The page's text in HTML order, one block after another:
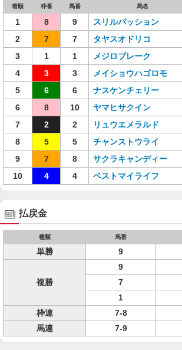
着順 枠番 馬番 馬名
1 8 9 スリルパッション
2
7 7 タヤスオドリコ
3
1 1 メジロブレーク
4
3 3 メイショウハゴロモ
5
6 6 ナスケンチェリー
6
8 10 ヤマヒサクイン
7
2 2 リュウエメラルド
8
5 5 チャンストウライ
9
7 8 サクラキャンディー
10
4 4 ベストマイライフ
払戻金
種類 馬番
単勝 9
複勝
9
7
1
枠連
7-8
馬連
7-9